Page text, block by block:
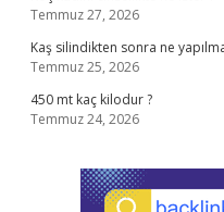
Temmuz 27, 2026
Kaş silindikten sonra ne
Temmuz 25, 2026
450 mt kaç kilodur ?
Temmuz 24, 2026